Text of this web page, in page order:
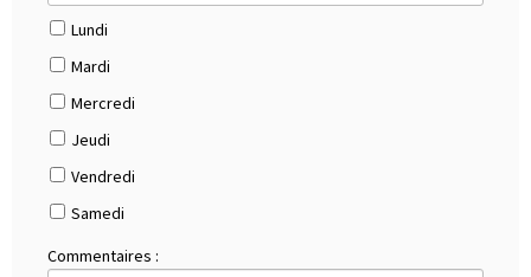
Lundi
Mardi
Mercredi
Jeudi
Vendredi
Samedi
Commentaires :